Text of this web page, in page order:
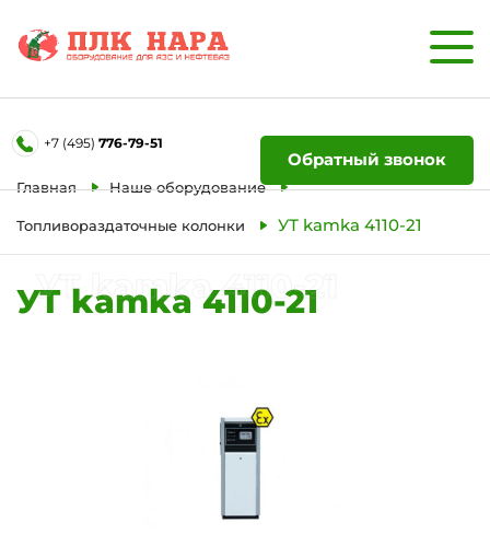
+7 (495) 776-79-51
Обратный звонок
Главная Наше оборудование
Топливораздаточные колонки УТ kamka 4110-21
УТ kamka 4110-21
УТ kamka 4110-21
Форма обратной связи
Ваше имя
Телефон
Отправить